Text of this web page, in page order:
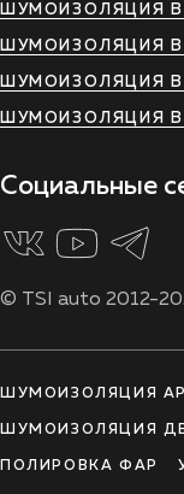
ШУМОИЗОЛЯЦИЯ В
ШУМОИЗОЛЯЦИЯ
ШУМОИЗОЛЯЦИЯ
ШУМОИЗОЛЯЦИЯ В
Социальные
© TSI auto 2012-
ШУМОИЗОЛЯЦИЯ
ШУМОИЗОЛЯЦИЯ
ПОЛИРОВКА ФАР